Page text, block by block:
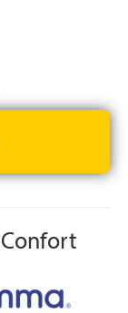
además se